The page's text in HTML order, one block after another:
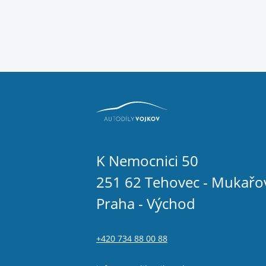
K Nemocnici 50
251 62 Tehovec -
Praha - Východ
+420 734 88 00 88